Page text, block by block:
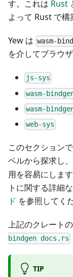
す。これは Rust
よって Rust で構
Yew は wasm-
を介してブラウ
js-sys
wasm-
wasm-
web-sys
このセクション
ベルから探求し
用を容易にします
トに関する詳細
ド を参照してく
上記のクレート
bindgen docs.rs
TIP